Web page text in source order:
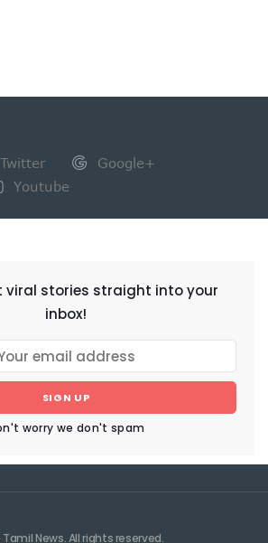
Twitter
Google+
Youtube
viral stories straight into your
inbox!
SIGN UP
worry we don't spam
Tamil News. All rights reserved.